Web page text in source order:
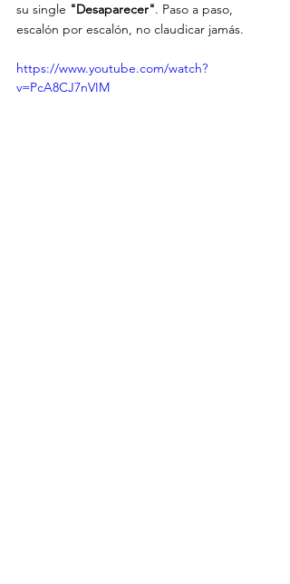
su single "Desaparecer". Paso a paso,
escalón por escalón, no claudicar jamás.
https://www.youtube.com/watch?
v=PcA8CJ7nVIM